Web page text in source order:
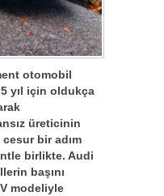
otomobil
yıl için oldukça
üreticinin
bir adım
birlikte. Audi
başını
modeliyle